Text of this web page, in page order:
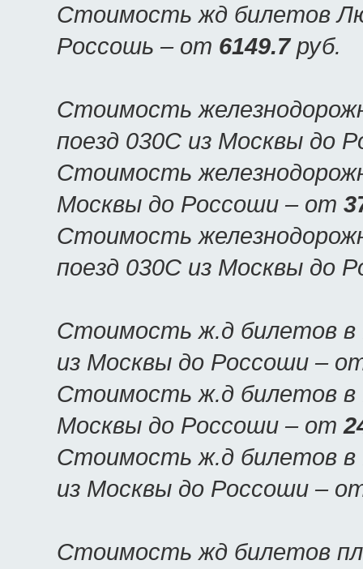
Стоимость жд билетов
Россошь – от 6149.7руб.
Стоимость
поезд 030С из Москвы до
Стоимость
Москвы до Россоши – от
Стоимость
поезд 030С из Москвы до
Стоимость ж.д билетов в
из Москвы до Россоши –
Стоимость ж.д билетов в
Москвы до Россоши – от
Стоимость ж.д билетов в
из Москвы до Россоши –
Стоимость жд билетов